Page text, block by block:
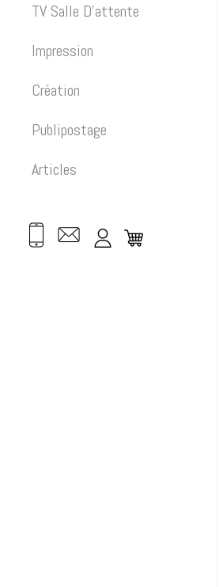
TV Salle D’attente
Impression
Création
Publipostage
Articles